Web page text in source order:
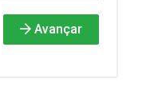
Avançar